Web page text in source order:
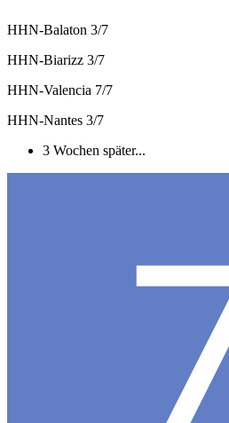
HHN-Balaton 3/7
HHN-Biarizz 3/7
HHN-Valencia 7/7
HHN-Nantes 3/7
3 Wochen später...